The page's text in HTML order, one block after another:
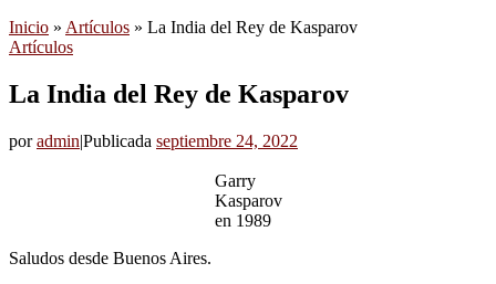
Inicio » Artículos » La India del Rey de Kasparov
Artículos
La India del Rey de Kasparov
poradmin|Publicada septiembre 24, 2022
Garry
Kasparov
en 1989
Saludos desde Buenos Aires.